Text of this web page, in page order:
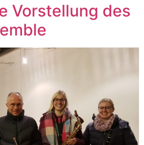
Vorstellung des